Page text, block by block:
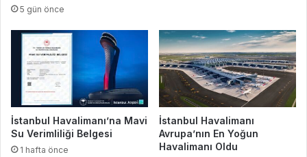
5 gün önce
İstanbul Havalimanı’na Mavi
Su Verimliliği Belgesi
1 hafta önce
İstanbul Havalimanı
Avrupa’nın En Yoğun
Havalimanı Oldu